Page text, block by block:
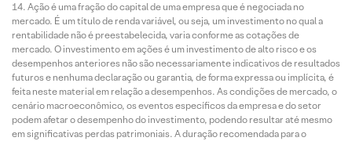
Ação é uma fração do capital de uma empresa que é negociada no
mercado. É um título de renda variável, ou seja, um investimento no qual a
rentabilidade não é preestabelecida, varia conforme as cotações de
mercado. O investimento em ações é um investimento de alto risco e os
desempenhos anteriores não são necessariamente indicativos de resultados
futuros e nenhuma declaração ou garantia, de forma expressa ou implícita, é
feita neste material em relação a desempenhos. As condições de mercado, o
cenário macroeconômico, os eventos específicos da empresa e do setor
podem afetar o desempenho do investimento, podendo resultar até mesmo
em significativas perdas patrimoniais. A duração recomendada para o